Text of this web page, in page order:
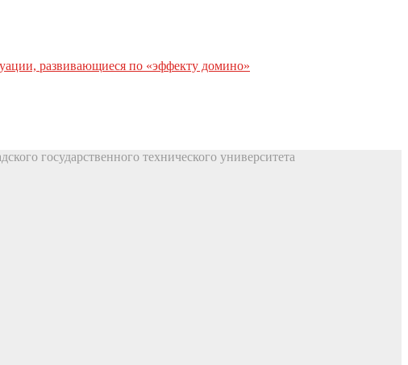
развивающиеся по «эффекту домино»
государственного технического университета